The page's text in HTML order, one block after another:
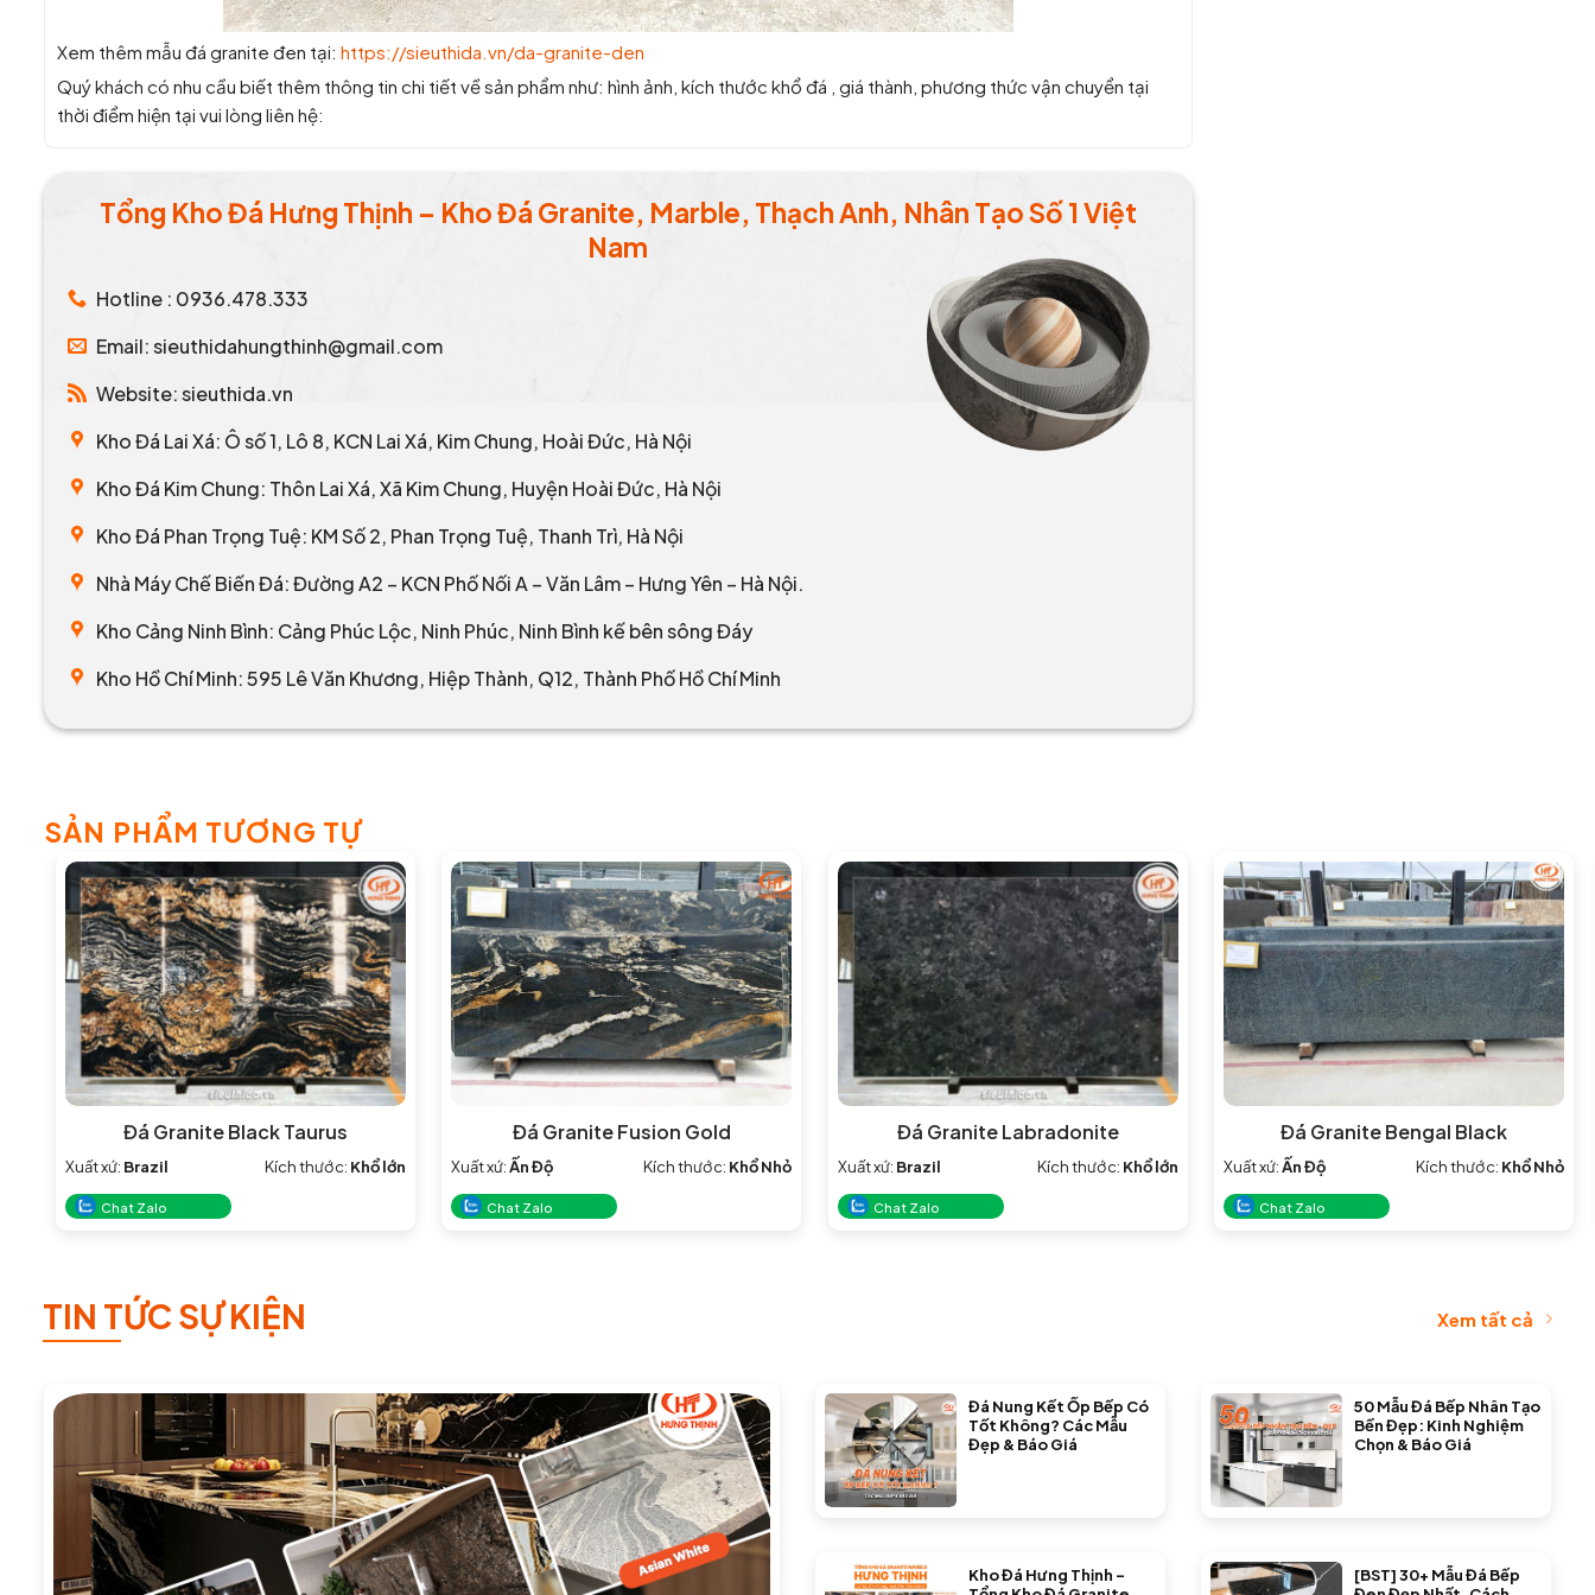
Xem thêm mẫu đá granite đen tại: https://sieuthida.vn/da-granite-den
Quý khách có nhu cầu biết thêm thông tin chi tiết về sản phẩm như: hình ảnh, kích thước khổ đá , giá thành, phương thức vận chuyển tại
thời điểm hiện tại vui lòng liên hệ:
Tổng Kho Đá Hưng Thịnh – Kho Đá Granite, Marble, Thạch Anh, Nhân Tạo Số 1 Việt
Nam
Hotline : 0936.478.333
Email: sieuthidahungthinh@gmail.com
Website: sieuthida.vn
Kho Đá Lai Xá: Ô số 1, Lô 8, KCN Lai Xá, Kim Chung, Hoài Đức, Hà Nội
Kho Đá Kim Chung: Thôn Lai Xá, Xã Kim Chung, Huyện Hoài Đức, Hà Nội
Kho Đá Phan Trọng Tuệ: KM Số 2, Phan Trọng Tuệ, Thanh Trì, Hà Nội
Nhà Máy Chế Biến Đá: Đường A2 – KCN Phố Nối A – Văn Lâm – Hưng Yên – Hà Nội.
Kho Cảng Ninh Bình: Cảng Phúc Lộc, Ninh Phúc, Ninh Bình kế bên sông Đáy
Kho Hồ Chí Minh: 595 Lê Văn Khương, Hiệp Thành, Q12, Thành Phố Hồ Chí Minh
SẢN PHẨM TƯƠNG TỰ
Đá Granite Black Taurus
Xuất xứ: Brazil Kích thước: Khổ lớn
Chat Zalo
Đá Granite Fusion Gold
Xuất xứ:Ấn Độ Kích thước: Khổ Nhỏ
Chat Zalo
Đá Granite Labradonite
Xuất xứ: Brazil Kích thước: Khổ lớn
Chat Zalo
Đá Granite Bengal Black
Xuất xứ:Ấn Độ Kích thước: Khổ Nhỏ
Chat Zalo
TIN TỨC SỰ KIỆN Xem tất cả
Đá Nung Kết Ốp Bếp Có
Tốt Không? Các Mẫu
Đẹp & Báo Giá
50 Mẫu Đá Bếp Nhân Tạo
Bền Đẹp: Kinh Nghiệm
Chọn & Báo Giá
Kho Đá Hưng Thịnh –
[BST] 30+ Mẫu Đá Bếp